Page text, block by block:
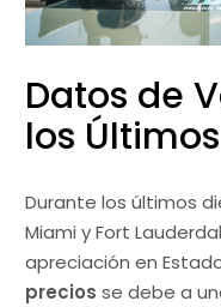
Datos de
los
Durante los últimos
Miami y Fort
apreciación en
precios se debe a